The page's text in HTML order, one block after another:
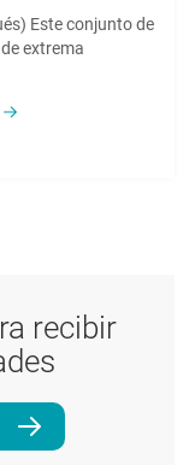
Este conjunto de
extrema
recibir